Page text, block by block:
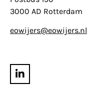
3000 AD Rotterdam
eowijers@eowijers.nl